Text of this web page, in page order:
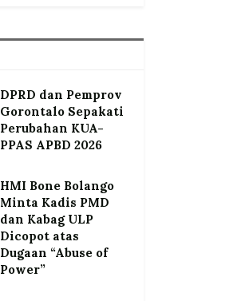
DPRD dan Pemprov
Gorontalo Sepakati
Perubahan KUA-
PPAS APBD 2026
HMI Bone Bolango
Minta Kadis PMD
dan Kabag ULP
Dicopot atas
Dugaan “Abuse of
Power”